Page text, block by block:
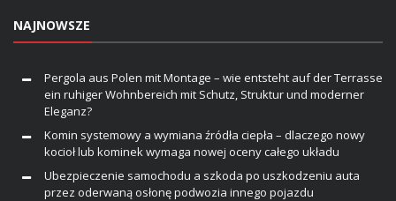
NAJNOWSZE
Pergola aus Polen mit Montage – wie entsteht auf der Terrasse
ein ruhiger Wohnbereich mit Schutz, Struktur und moderner
Eleganz?
Komin systemowy a wymiana źródła ciepła – dlaczego nowy
kocioł lub kominek wymaga nowej oceny całego układu
Ubezpieczenie samochodu a szkoda po uszkodzeniu auta
przez oderwaną osłonę podwozia innego pojazdu